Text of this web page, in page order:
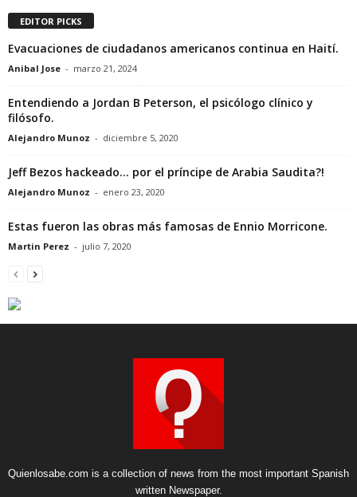
EDITOR PICKS
Evacuaciones de ciudadanos americanos continua en Haití.
Anibal Jose - marzo 21, 2024
Entendiendo a Jordan B Peterson, el psicólogo clínico y
filósofo.
Alejandro Munoz - diciembre 5, 2020
Jeff Bezos hackeado… por el príncipe de Arabia Saudita?!
Alejandro Munoz - enero 23, 2020
Estas fueron las obras más famosas de Ennio Morricone.
Martin Perez - julio 7, 2020
Quienlosabe.com is a collection of news from the most important Spanish
written Newspaper.